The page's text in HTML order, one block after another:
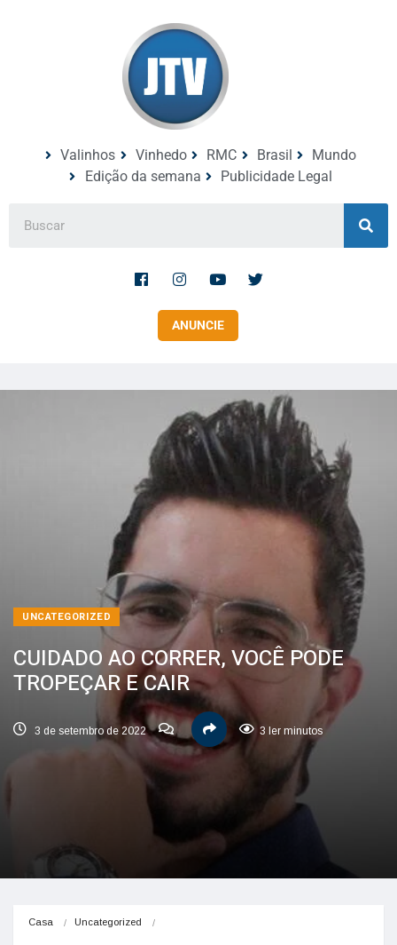
Valinhos Vinhedo RMC Brasil
Mundo
Edição da semana
Publicidade Legal
ANUNCIE
UNCATEGORIZED
CUIDADO AO CORRER, VOCÊ PODE
TROPEÇAR E CAIR
3 de setembro de 2022 3 ler minutos
Casa Uncategorized